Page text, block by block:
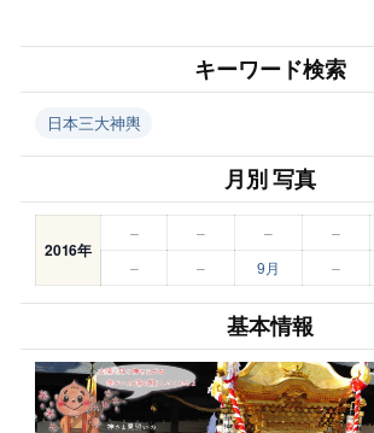
キーワード検索
日本三大神輿
月別 写真
2016年
– – – –
–
– 9月 –
基本情報